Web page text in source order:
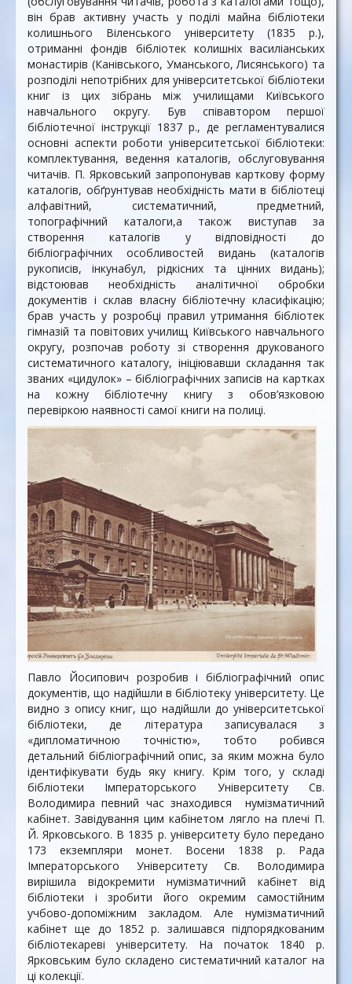
він брав активну участь у поділі майна бібліотеки
колишнього Віленського університету (1835 р.),
отриманні фондів бібліотек колишніх василіанських
монастирів (Канівського, Уманського, Лисянського) та
розподілі непотрібних для університетської бібліотеки
книг із цих зібрань між училищами Київського
навчального округу. Був співавтором першої
бібліотечної інструкції 1837 р., де регламентувалися
основні аспекти роботи університетської бібліотеки:
комплектування, ведення каталогів, обслуговування
читачів. П. Ярковський запропонував карткову форму
каталогів, обґрунтував необхідність мати в бібліотеці
алфавітний, систематичний, предметний,
топографічний каталоги,а також виступав за
створення каталогів у відповідності до
бібліографічних особливостей видань (каталогів
рукописів, інкунабул, рідкісних та цінних видань);
відстоював необхідність аналітичної обробки
документів і склав власну бібліотечну класифікацію;
брав участь у розробці правил утримання бібліотек
гімназій та повітових училищ Київського навчального
округу, розпочав роботу зі створення друкованого
систематичного каталогу, ініціювавши складання так
званих «цидулок» – бібліографічних записів на картках
на кожну бібліотечну книгу з обов’язковою
перевіркою наявності самої книги на полиці.
Павло Йосипович розробив і бібліографічний опис
документів, що надійшли в бібліотеку університету. Це
видно з опису книг, що надійшли до університетської
бібліотеки, де література записувалася з
«дипломатичною точністю», тобто робився
детальний бібліографічний опис, за яким можна було
ідентифікувати будь яку книгу. Крім того, у складі
бібліотеки Імператорського Університету Св.
Володимира певний час знаходився нумізматичний
кабінет. Завідування цим кабінетом лягло на плечі П.
Й. Ярковського. В 1835 р. університету було передано
173 екземпляри монет. Восени 1838 р. Рада
Імператорського Університету Св. Володимира
вирішила відокремити нумізматичний кабінет від
бібліотеки і зробити його окремим самостійним
учбово-допоміжним закладом. Але нумізматичний
кабінет ще до 1852 р. залишався підпорядкованим
бібліотекареві університету. На початок 1840 р.
Ярковським було складено систематичний каталог на
ці колекції.